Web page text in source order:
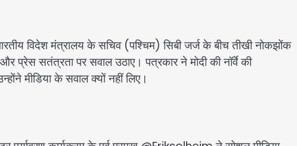
विदेश मंत्रालय के सचिव (पश्चिम) सिबी जर्ज के बीच तीखी नोकझोंक
प्रेस सतंत्रता पर सवाल उठाए। पत्रकार ने मोदी की नॉर्वे की
मीडिया के सवाल क्यों नहीं लिए।